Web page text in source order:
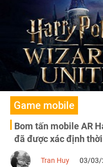
Game mobile
Bom tấn mobile AR
đã được xác định
Tran Huy 03/03/